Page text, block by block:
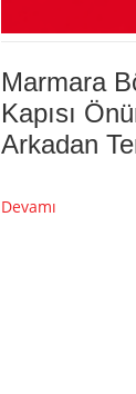
Marmara
Kapısı
Arkadan
Devamı